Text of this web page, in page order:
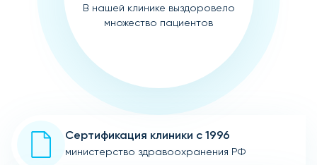
В нашей клинике выздоровело
множество пациентов
Сертификация клиники с 1996
министерство здравоохранения РФ